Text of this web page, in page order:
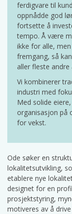
ferdigvare til
oppnådde god
fortsette å
tempo. Å være
ikke for alle,
fremgang, så
aller fleste andre
Vi kombinerer
industri med
Med solide
organisasjon på
for vekst.
Ode søker en
lokalitetsutvikling,
etablere nye
designet for en
prosjektstyring,
motiveres av å